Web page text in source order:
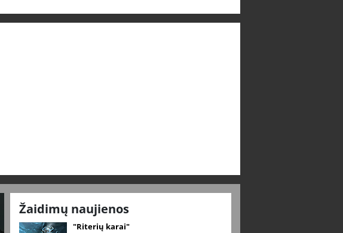
Žaidimų naujienos
"Riterių karai"